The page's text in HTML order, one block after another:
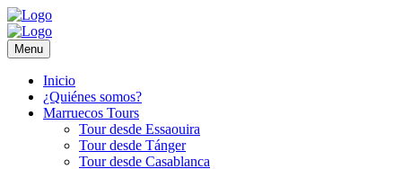
Menu
Inicio
¿Quiénes somos?
Marruecos Tours
Tour desde Essaouira
Tour desde Tánger
Tour desde Casablanca